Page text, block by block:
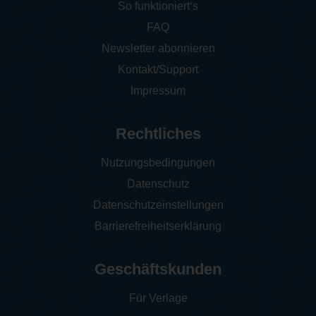
So funktioniert‘s
FAQ
Newsletter abonnieren
Kontakt/Support
Impressum
Rechtliches
Nutzungsbedingungen
Datenschutz
Datenschutzeinstellungen
Barrierefreiheitserklärung
Geschäftskunden
Für Verlage